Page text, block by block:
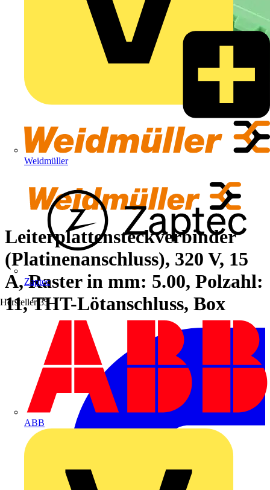
Weidmüller
Zaptec
Hersteller 35
ABB
Leiterplattensteckverbinder
(Platinenanschluss), 320 V, 15
A, Raster in mm: 5.00, Polzahl:
11, THT-Lötanschluss, Box